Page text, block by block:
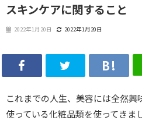
スキンケアに関すること
2022年1月20日 2022年1月20日
これまでの人生、美容には全然
使っている化粧品類を使ってきま